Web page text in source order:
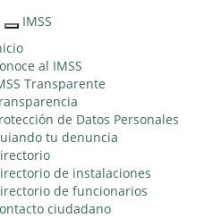
Interruptor
de
Navegación
IMSS
al IMSS
Transparente
de Datos Personales
tu denuncia
de instalaciones
de funcionarios
ciudadano